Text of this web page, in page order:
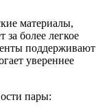
материалы,
за более легкое
поддерживают
увереннее
пары: